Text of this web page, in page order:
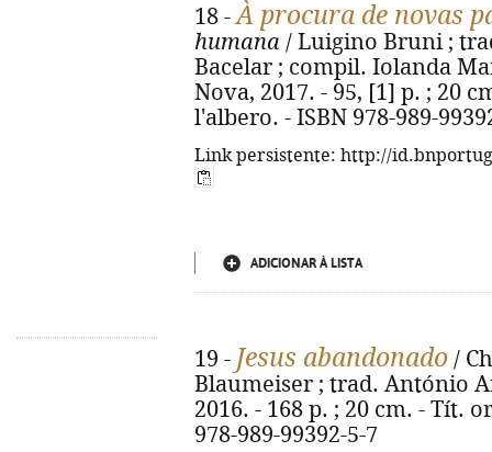
18 -À procura de novas
humana / Luigino Bruni ;
Bacelar ; compil. Iolanda
Nova, 2017. - 95, [1] p. ; 20
l'albero. - ISBN 978-989-
Link persistente: http://
ADICIONAR À LISTA
19 - Jesus abandonado /
Blaumeiser ; trad. António
2016. - 168 p. ; 20 cm. - Tít.
978-989-99392-5-7